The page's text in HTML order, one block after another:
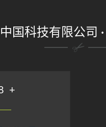
国科技有限公司
+